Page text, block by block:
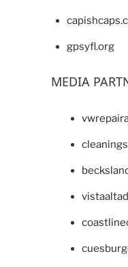
gpsyfl.org
MEDIA